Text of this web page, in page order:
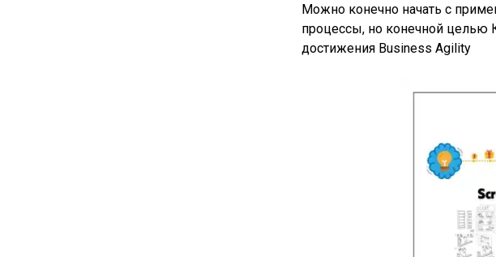
Можно конечно начать с
процессы, но конечной целью
достижения Business Agility